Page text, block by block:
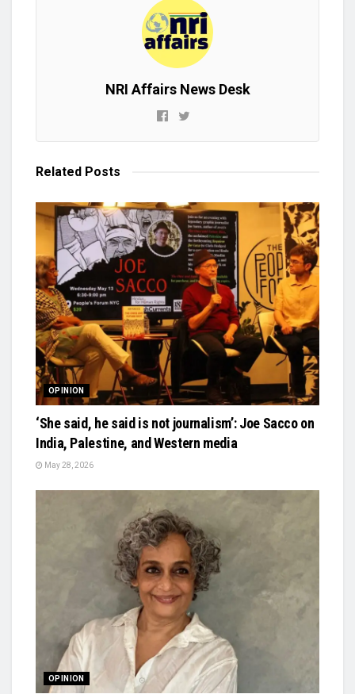
NRI Affairs News Desk
Related Posts
OPINION
‘She said, he said is not journalism’: Joe Sacco on
India, Palestine, and Western media
May 28, 2026
OPINION